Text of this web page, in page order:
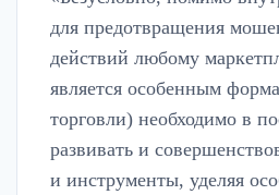
для предотвращения
действий любому
является особенным
торговли) необходимо в
развивать и
и инструменты, уделяя